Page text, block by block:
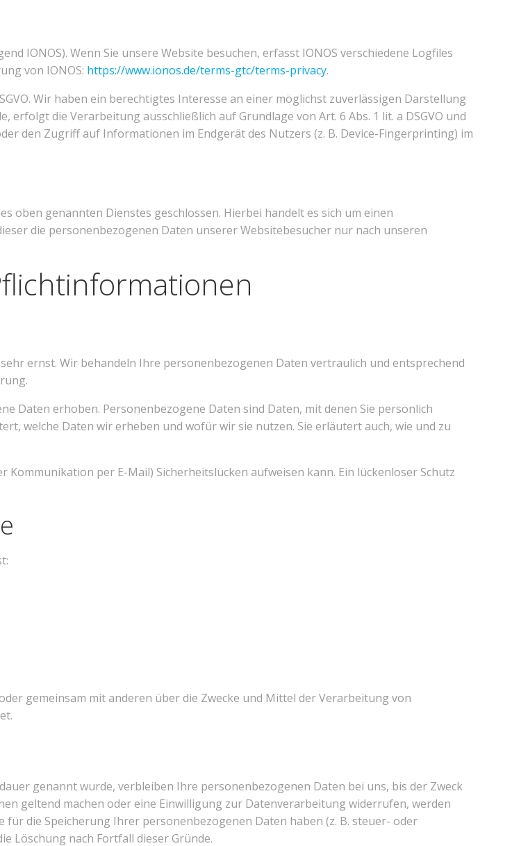
IONOS). Wenn Sie unsere Website besuchen, erfasst IONOS verschiedene Logfiles
von IONOS: https://www.ionos.de/terms-gtc/terms-privacy.
Wir haben ein berechtigtes Interesse an einer möglichst zuverlässigen Darstellung
die Verarbeitung ausschließlich auf Grundlage von Art. 6 Abs. 1 lit. a DSGVO und
den Zugriff auf Informationen im Endgerät des Nutzers (z. B. Device-Fingerprinting) im
genannten Dienstes geschlossen. Hierbei handelt es sich um einen
die personenbezogenen Daten unserer Websitebesucher nur nach unseren
ernst. Wir behandeln Ihre personenbezogenen Daten vertraulich und entsprechend
Daten erhoben. Personenbezogene Daten sind Daten, mit denen Sie persönlich
welche Daten wir erheben und wofür wir sie nutzen. Sie erläutert auch, wie und zu
per E-Mail) Sicherheitslücken aufweisen kann. Ein lückenloser Schutz
gemeinsam mit anderen über die Zwecke und Mittel der Verarbeitung von
genannt wurde, verbleiben Ihre personenbezogenen Daten bei uns, bis der Zweck
geltend machen oder eine Einwilligung zur Datenverarbeitung widerrufen, werden
die Speicherung Ihrer personenbezogenen Daten haben (z. B. steuer- oder
Löschung nach Fortfall dieser Gründe.